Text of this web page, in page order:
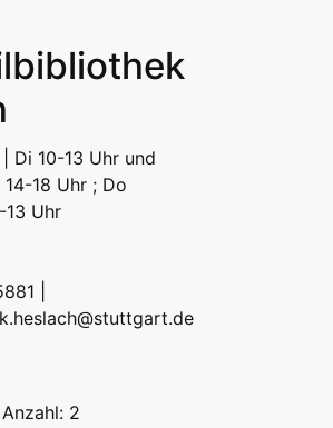
Di 10-13 Uhr und
18 Uhr ; Do
13 Uhr
|
Anzahl: 2